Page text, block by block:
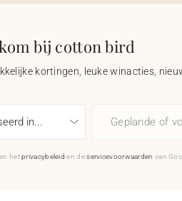
bij cotton bird
kortingen, leuke winacties,
Geplande of
hetprivacybeleid en deservicevoorwaarden van